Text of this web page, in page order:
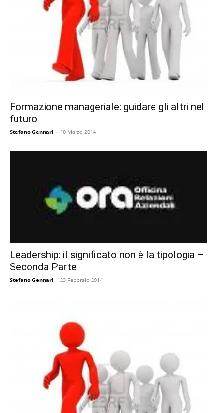
Formazione manageriale: guidare gli altri nel
futuro
Stefano Gennari - 10 Marzo 2014
Leadership: il significato non è la tipologia –
Seconda Parte
Stefano Gennari - 23 Febbraio 2014